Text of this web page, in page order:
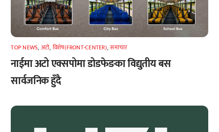
TOP NEWS, अटाे, विशेष(FRONT-CENTER),समाचार
नाईमा अटो एक्सपोमा डोडफेङका विद्युतीय बस
सार्वजनिक हुँदै